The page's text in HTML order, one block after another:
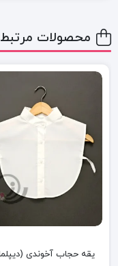
محصولات مرتبط
یقه حجاب آخوندی